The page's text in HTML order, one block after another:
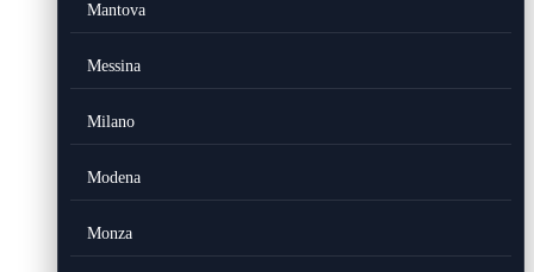
Mantova
Messina
Milano
Modena
Monza